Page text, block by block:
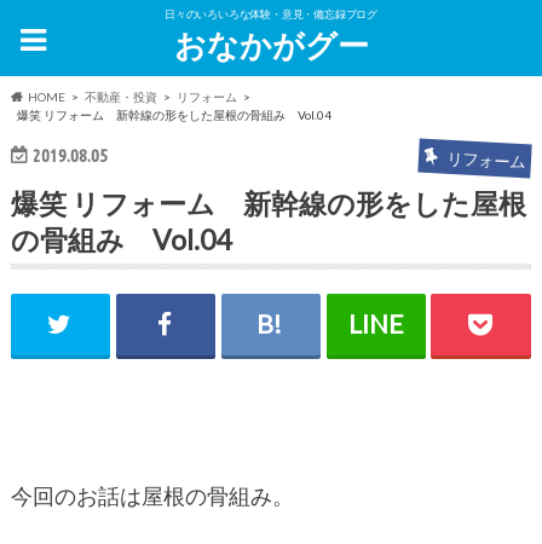
日々のいろいろな体験・意見・備忘録ブログ
おなかがグー
HOME 不動産・投資
リフォーム
爆笑 リフォーム 新幹線の形をした屋根の骨組み Vol.04
2019.08.05 リフォーム
爆笑 リフォーム 新幹線の形をした屋根
の骨組み Vol.04
今回のお話は屋根の骨組み。